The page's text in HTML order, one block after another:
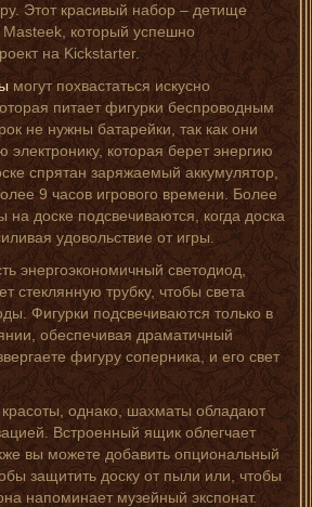
Этот красивый набор – детище
Masteek, который успешно
на Kickstarter.
могут похвастаться искусно
питает фигурки беспроводным
не нужны батарейки, так как они
которая берет энергию
спрятан заряжаемый аккумулятор,
9 часов игрового времени. Более
на доске подсвечиваются, когда доска
удовольствие от игры.
энергоэкономичный светодиод,
стеклянную трубку, чтобы света
Фигурки подсвечиваются только в
обеспечивая драматичный
фигуру соперника, и его свет
однако, шахматы обладают
Встроенный ящик облегчает
вы можете добавить опциональный
защитить доску от пыли или, чтобы
напоминает музейный экспонат.